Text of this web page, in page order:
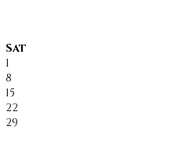
Sat
1
8
15
22
29